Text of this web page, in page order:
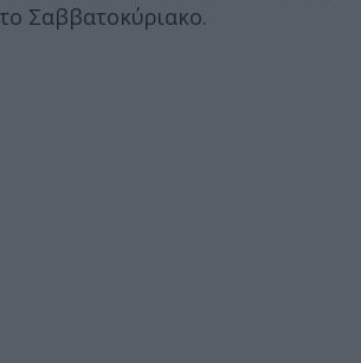
Σαββατοκύριακο.